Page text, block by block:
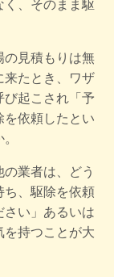
く、そのまま駆
の見積もりは無
来たとき、ワザ
び起こされ「予
を依頼したとい
業者は、どう
、 駆除を依頼
さい」あるいは
を持つことが大